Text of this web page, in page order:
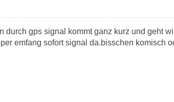
durch gps signal kommt ganz kurz und geht
emfang sofort signal da.bisschen komisch